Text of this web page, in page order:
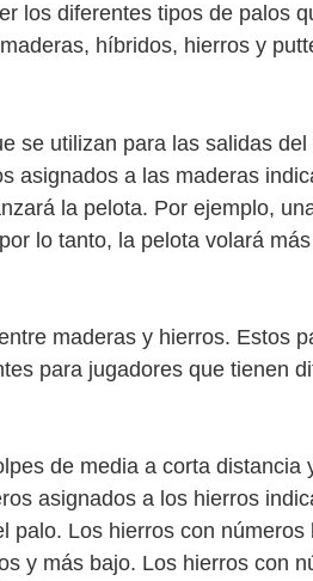
los diferentes tipos de palos
híbridos, hierros y
se utilizan para las salidas
asignados a las maderas
la pelota. Por ejemplo,
lo tanto, la pelota volará
maderas y hierros. Estos
para jugadores que tienen
de media a corta distancia
asignados a los hierros
palo. Los hierros con
y más bajo. Los hierros con